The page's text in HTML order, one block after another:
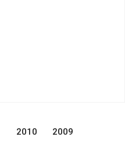
2010 2009